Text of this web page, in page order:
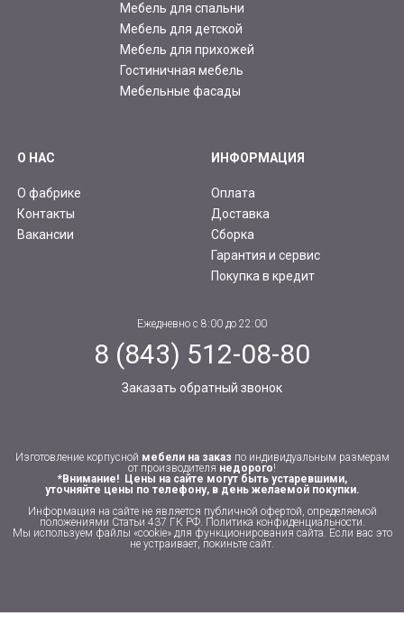
Мебель для спальни
Мебель для детской
Мебель для прихожей
Гостиничная мебель
Мебельные фасады
О НАС
О фабрике
Контакты
Вакансии
ИНФОРМАЦИЯ
Оплата
Доставка
Сборка
Гарантия и сервис
Покупка в кредит
Ежедневно с 8:00 до 22:00
8 (843) 512-08-80
Заказать обратный звонок
Изготовление корпусной мебели на заказ по индивидуальным размерам
от производителя недорого!
*Внимание! Цены на сайте могут быть устаревшими,
уточняйте цены по телефону, в день желаемой покупки.
Информация на сайте не является публичной офертой, определяемой
положениями Статьи 437 ГК РФ. Политика конфиденциальности.
Мы используем файлы «cookie» для функционирования сайта. Если вас это
не устраивает, покиньте сайт.